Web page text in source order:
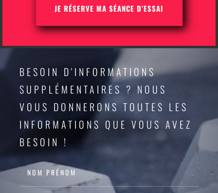
JE RÉSERVE MA SÉANCE D’ESSAI
BESOIN D'INFORMATIONS
SUPPLÉMENTAIRES ? NOUS
VOUS DONNERONS TOUTES LES
INFORMATIONS QUE VOUS AVEZ
BESOIN !